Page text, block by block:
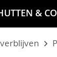
& CO